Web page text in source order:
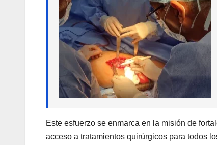
Este esfuerzo se enmarca en la misión de
acceso a tratamientos quirúrgicos para todos